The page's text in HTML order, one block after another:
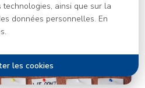
ainsi que sur la
données personnelles. En